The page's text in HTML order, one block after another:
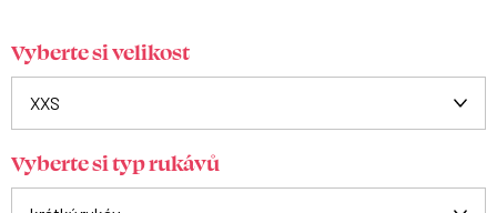
Vyberte si velikost
Vyberte si typ rukávů